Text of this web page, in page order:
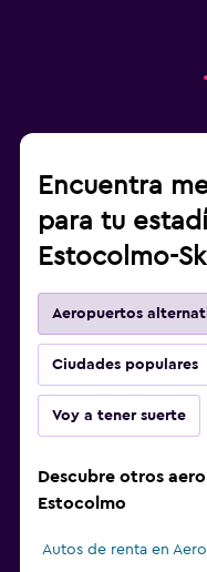
Encuentra
para tu
Estocolmo-
Aeropuertos
Ciudades populares
Voy a tener suerte
Descubre otros
Estocolmo
Autos de renta en